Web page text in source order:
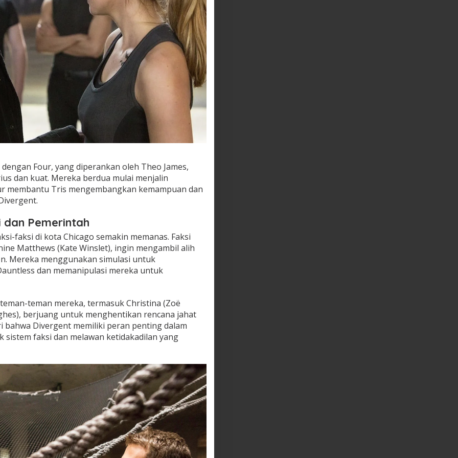
Four, yang diperankan oleh Theo James,
dan kuat. Mereka berdua mulai menjalin
membantu Tris mengembangkan kemampuan dan
Pemerintah
faksi di kota Chicago semakin memanas. Faksi
Matthews (Kate Winslet), ingin mengambil alih
Mereka menggunakan simulasi untuk
dan memanipulasi mereka untuk
teman mereka, termasuk Christina (Zoë
berjuang untuk menghentikan rencana jahat
bahwa Divergent memiliki peran penting dalam
faksi dan melawan ketidakadilan yang